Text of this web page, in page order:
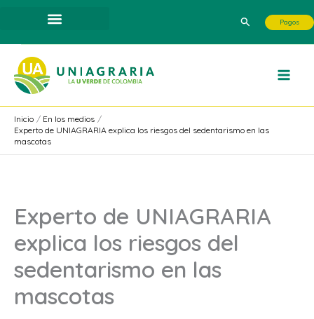
contenido
Buscar Pagos
Inicio
En los medios
Experto de UNIAGRARIA explica los riesgos del sedentarismo en las
mascotas
Experto de UNIAGRARIA
explica los riesgos del
sedentarismo en las
mascotas